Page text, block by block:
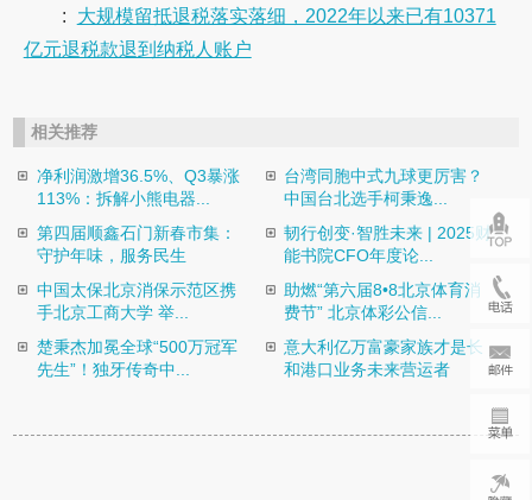
:
大规模留抵退税落实落细，2022年以来已有10371
亿元退税款退到纳税人账户
相关推荐
净利润激增36.5%、Q3暴涨
113%：拆解小熊电器...
台湾同胞中式九球更厉害？
中国台北选手柯秉逸...
第四届顺鑫石门新春市集：
守护年味，服务民生
韧行创变·智胜未来 | 2025财
能书院CFO年度论...
中国太保北京消保示范区携
手北京工商大学 举...
助燃“第六届8•8北京体育消
费节” 北京体彩公信...
楚秉杰加冕全球“500万冠军
先生”！独牙传奇中...
意大利亿万富豪家族才是长
和港口业务未来营运者